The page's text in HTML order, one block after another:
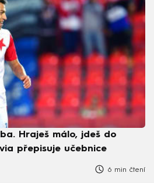
Hraješ málo, jdeš do
přepisuje učebnice
6 min čtení